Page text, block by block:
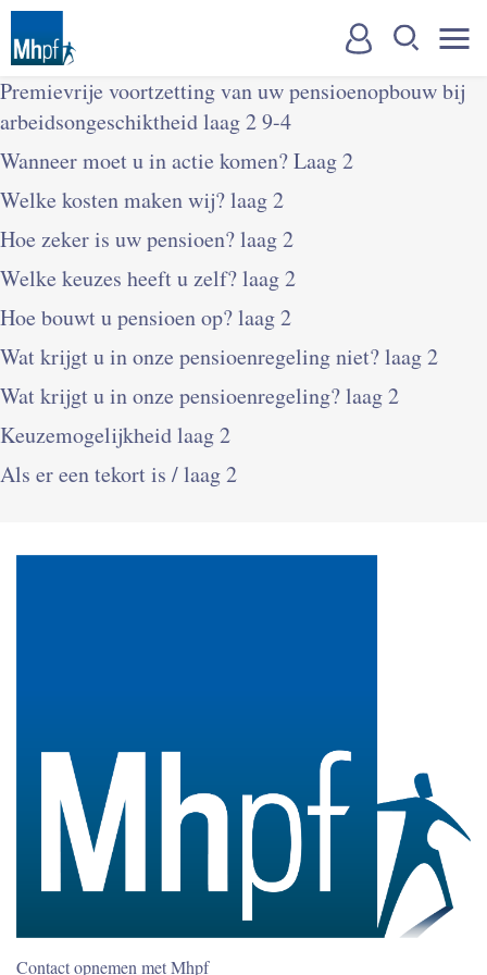
Premievrije voortzetting van uw pensioenopbouw bij
arbeidsongeschiktheid laag 2 9-4
Wanneer moet u in actie komen? Laag 2
Welke kosten maken wij? laag 2
Hoe zeker is uw pensioen? laag 2
Welke keuzes heeft u zelf? laag 2
Hoe bouwt u pensioen op? laag 2
Wat krijgt u in onze pensioenregeling niet? laag 2
Wat krijgt u in onze pensioenregeling? laag 2
Keuzemogelijkheid laag 2
Als er een tekort is / laag 2
Contact opnemen met Mhpf